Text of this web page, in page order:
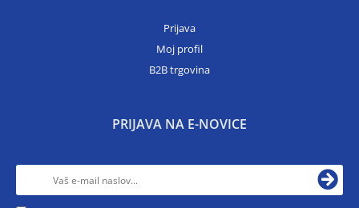
Prijava
Moj profil
B2B trgovina
PRIJAVA NA E-NOVICE